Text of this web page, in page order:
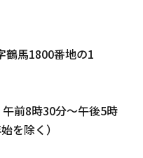
鶴馬1800番地の1
午前8時30分～午後5時
を除く）